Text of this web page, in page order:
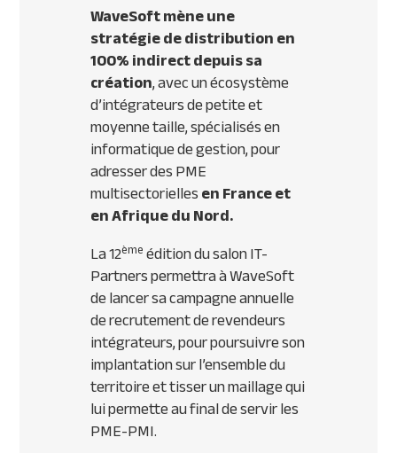
WaveSoft mène une
stratégie de distribution en
100% indirect depuis sa
création, avec un écosystème
d’intégrateurs de petite et
moyenne taille, spécialisés en
informatique de gestion, pour
adresser des PME
multisectoriellesen France et
en Afrique du Nord.
La 12èmeédition du salon IT-
Partners permettra à WaveSoft
de lancer sa campagne annuelle
de recrutement de revendeurs
intégrateurs, pour poursuivre son
implantation sur l’ensemble du
territoire et tisser un maillage qui
lui permette au final de servir les
PME-PMI.